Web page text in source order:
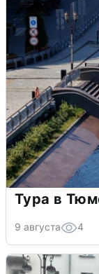
Тура в
9 августа 4